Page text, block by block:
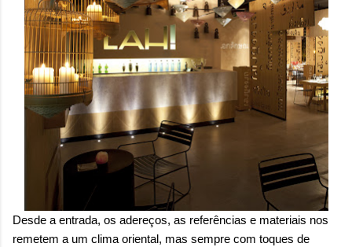
Desde a entrada, os adereços, as referências e materiais nos
remetem a um clima oriental, mas sempre com toques de